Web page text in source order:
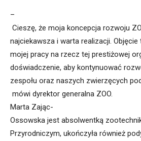
–
Cieszę, że moja koncepcja rozwoju
najciekawsza i warta realizacji. Objęcie
mojej pracy na rzecz tej prestiżowej
doświadczenie, aby kontynuować
zespołu oraz naszych zwierzęcych
mówi dyrektor generalna ZOO.
Marta Zając-
Ossowska jest absolwentką
Przyrodniczym, ukończyła również